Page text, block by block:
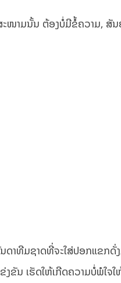
ສະໜາມນັ້ນ ຕ້ອງບໍ່ມີຂໍ້ຄວາມ, ສັ
າທີມຊາດທີ່ຈະໃສ່ປອກແຂກດັ່
ຂັນ ເຮັດໃຫ້ເກີດຄວາມບໍ່ພໍໃຈ